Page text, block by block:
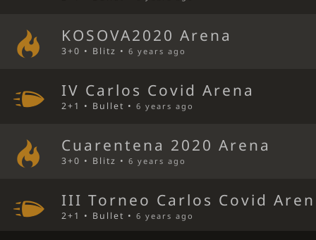
KOSOVA2020 Arena
3+0 • Blitz •6 years ago
IV Carlos Covid Arena
2+1 • Bullet •6 years ago
Cuarentena 2020 Arena
3+0 • Blitz •6 years ago
III Torneo Carlos Covid
2+1 • Bullet •6 years ago